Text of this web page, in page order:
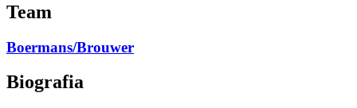
Team
Boermans/Brouwer
Biografia